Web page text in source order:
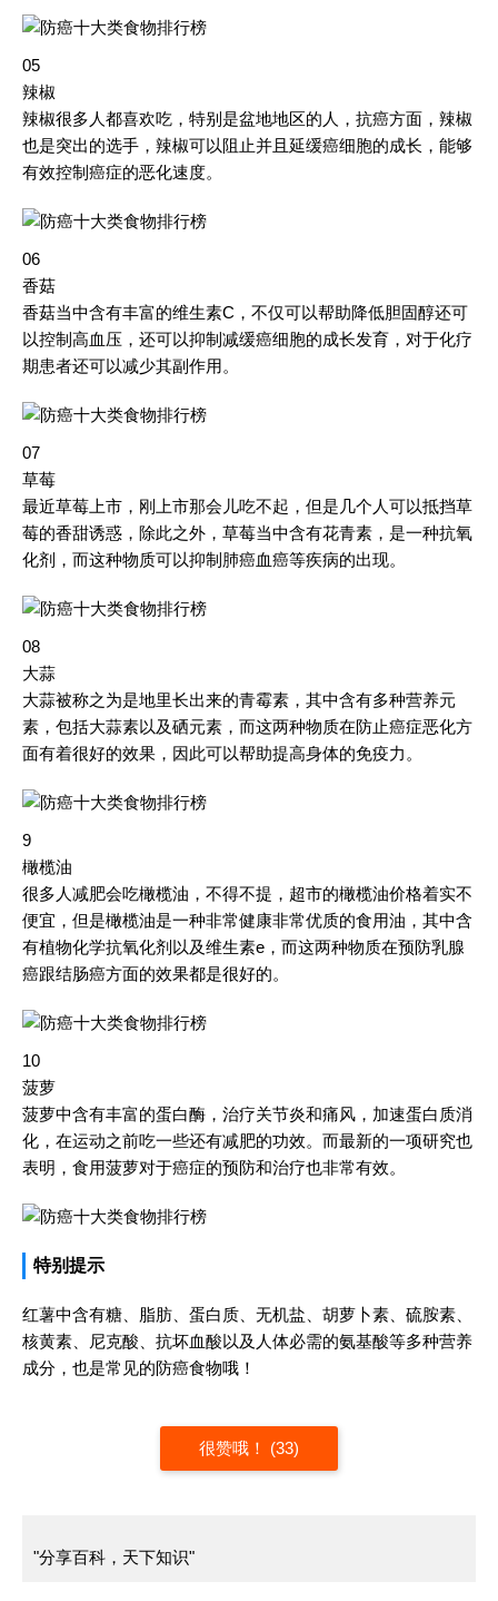
05
辣椒
辣椒很多人都喜欢吃，特别是盆地地区的人，抗癌方面，辣椒
也是突出的选手，辣椒可以阻止并且延缓癌细胞的成长，能够
有效控制癌症的恶化速度。
06
香菇
香菇当中含有丰富的维生素C，不仅可以帮助降低胆固醇还可
以控制高血压，还可以抑制减缓癌细胞的成长发育，对于化疗
期患者还可以减少其副作用。
07
草莓
最近草莓上市，刚上市那会儿吃不起，但是几个人可以抵挡草
莓的香甜诱惑，除此之外，草莓当中含有花青素，是一种抗氧
化剂，而这种物质可以抑制肺癌血癌等疾病的出现。
08
大蒜
大蒜被称之为是地里长出来的青霉素，其中含有多种营养元
素，包括大蒜素以及硒元素，而这两种物质在防止癌症恶化方
面有着很好的效果，因此可以帮助提高身体的免疫力。
9
橄榄油
很多人减肥会吃橄榄油，不得不提，超市的橄榄油价格着实不
便宜，但是橄榄油是一种非常健康非常优质的食用油，其中含
有植物化学抗氧化剂以及维生素e，而这两种物质在预防乳腺
癌跟结肠癌方面的效果都是很好的。
10
菠萝
菠萝中含有丰富的蛋白酶，治疗关节炎和痛风，加速蛋白质消
化，在运动之前吃一些还有减肥的功效。而最新的一项研究也
表明，食用菠萝对于癌症的预防和治疗也非常有效。
特别提示
红薯中含有糖、脂肪、蛋白质、无机盐、胡萝卜素、硫胺素、
核黄素、尼克酸、抗坏血酸以及人体必需的氨基酸等多种营养
成分，也是常见的防癌食物哦！
很赞哦！ (33)
"分享百科，天下知识"